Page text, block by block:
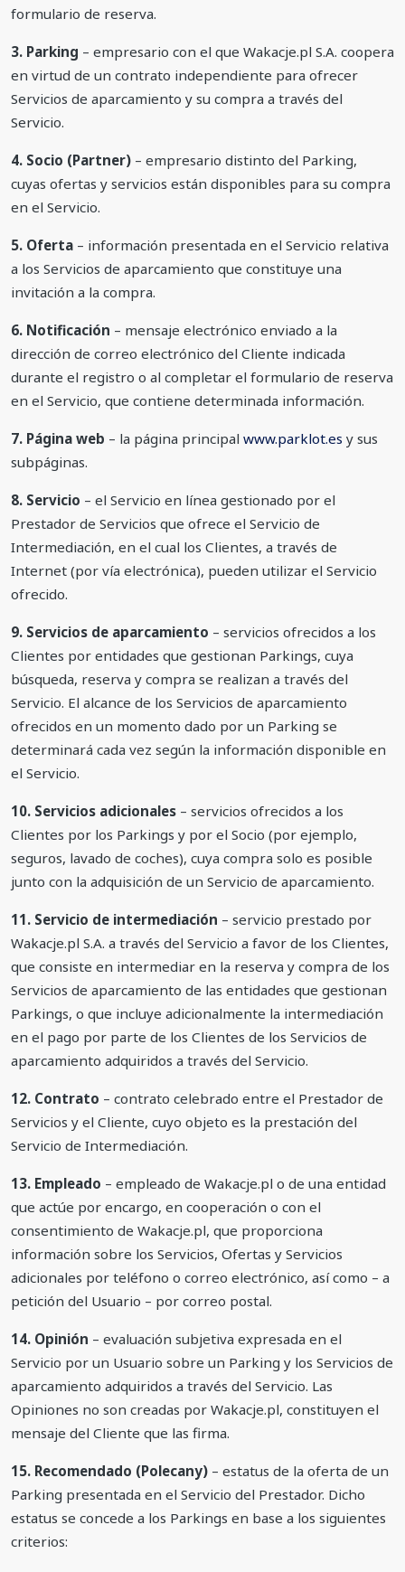
formulario de reserva.
3. Parking – empresario con el que Wakacje.pl S.A. coopera
en virtud de un contrato independiente para ofrecer
Servicios de aparcamiento y su compra a través del
Servicio.
4. Socio (Partner) – empresario distinto del Parking,
cuyas ofertas y servicios están disponibles para su compra
en el Servicio.
5. Oferta – información presentada en el Servicio relativa
a los Servicios de aparcamiento que constituye una
invitación a la compra.
6. Notificación – mensaje electrónico enviado a la
dirección de correo electrónico del Cliente indicada
durante el registro o al completar el formulario de reserva
en el Servicio, que contiene determinada información.
7. Página web – la página principal www.parklot.es y sus
subpáginas.
8. Servicio – el Servicio en línea gestionado por el
Prestador de Servicios que ofrece el Servicio de
Intermediación, en el cual los Clientes, a través de
Internet (por vía electrónica), pueden utilizar el Servicio
ofrecido.
9. Servicios de aparcamiento – servicios ofrecidos a los
Clientes por entidades que gestionan Parkings, cuya
búsqueda, reserva y compra se realizan a través del
Servicio. El alcance de los Servicios de aparcamiento
ofrecidos en un momento dado por un Parking se
determinará cada vez según la información disponible en
el Servicio.
10. Servicios adicionales – servicios ofrecidos a los
Clientes por los Parkings y por el Socio (por ejemplo,
seguros, lavado de coches), cuya compra solo es posible
junto con la adquisición de un Servicio de aparcamiento.
11. Servicio de intermediación – servicio prestado por
Wakacje.pl S.A. a través del Servicio a favor de los Clientes,
que consiste en intermediar en la reserva y compra de los
Servicios de aparcamiento de las entidades que gestionan
Parkings, o que incluye adicionalmente la intermediación
en el pago por parte de los Clientes de los Servicios de
aparcamiento adquiridos a través del Servicio.
12. Contrato – contrato celebrado entre el Prestador de
Servicios y el Cliente, cuyo objeto es la prestación del
Servicio de Intermediación.
13. Empleado – empleado de Wakacje.pl o de una entidad
que actúe por encargo, en cooperación o con el
consentimiento de Wakacje.pl, que proporciona
información sobre los Servicios, Ofertas y Servicios
adicionales por teléfono o correo electrónico, así como – a
petición del Usuario – por correo postal.
14. Opinión – evaluación subjetiva expresada en el
Servicio por un Usuario sobre un Parking y los Servicios de
aparcamiento adquiridos a través del Servicio. Las
Opiniones no son creadas por Wakacje.pl, constituyen el
mensaje del Cliente que las firma.
15. Recomendado (Polecany) – estatus de la oferta de un
Parking presentada en el Servicio del Prestador. Dicho
estatus se concede a los Parkings en base a los siguientes
criterios: